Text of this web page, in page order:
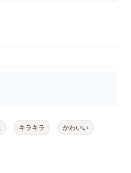
キラキラ かわいい